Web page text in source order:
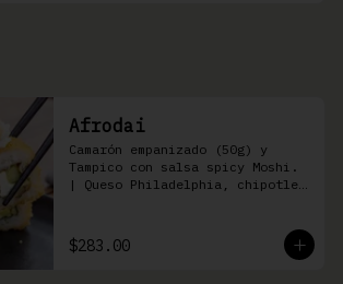
Afrodai
Camarón empanizado (50g) y
Tampico con salsa spicy Moshi.
| Queso Philadelphia, chipotle,
$283.00